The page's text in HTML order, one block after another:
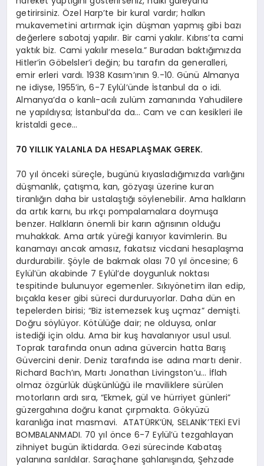
getirirsiniz. Özel Harp’te bir kural vardır; halkın
mukavemetini artırmak için düşman yapmış gibi bazı
değerlere sabotaj yapılır. Bir cami yakılır. Kıbrıs’ta cami
yaktık biz. Cami yakılır mesela.” Buradan baktığımızda
Hitler’in Göbelsler’i değin; bu tarafın da generalleri,
emir erleri vardı. 1938 Kasım’ının 9.-10. Günü Almanya
ne idiyse, 1955’in, 6-7 Eylül’ünde İstanbul da o idi.
Almanya’da o kanlı-acılı zulüm zamanında Yahudilere
ne yapıldıysa; İstanbul’da da… Cam ve can kesikleri ile
kristaldi gece…
70 YILLIK YALANLA DA HESAPLAŞMAK GEREK.
70 yıl önceki süreçle, bugünü kıyasladığımızda varlığını
düşmanlık, çatışma, kan, gözyaşı üzerine kuran
tiranlığın daha bir ustalaştığı söylenebilir. Ama halkların
da artık karnı, bu ırkçı pompalamalara doymuşa
benzer. Halkların önemli bir karın ağrısının olduğu
muhakkak. Ama artık yüreği kanıyor kavimlerin. Bu
kanamayı ancak amasız, fakatsız vicdani hesaplaşma
durdurabilir. Şöyle de bakmak olası 70 yıl öncesine; 6
Eylül’ün akabinde 7 Eylül’de doygunluk noktası
tespitinde bulunuyor egemenler. Sıkıyönetim ilan edip,
bıçakla keser gibi süreci durduruyorlar. Daha dün en
tepelerden birisi; “Biz istemezsek kuş uçmaz” demişti.
Doğru söylüyor. Kötülüğe dair; ne olduysa, onlar
istediği için oldu. Ama bir kuş havalanıyor usul usul.
Toprak tarafında onun adına güvercin hatta Barış
Güvercini denir. Deniz tarafında ise adına martı denir.
Richard Bach’ın, Martı Jonathan Livingston’u… İflah
olmaz özgürlük düşkünlüğü ile maviliklere sürülen
motorların ardı sıra, “Ekmek, gül ve hürriyet günleri”
güzergahına doğru kanat çırpmakta. Gökyüzü
karanlığa inat masmavi. ATATÜRK’ÜN, SELANİK’TEKİ EVİ
BOMBALANMADI. 70 yıl önce 6-7 Eylül’ü tezgahlayan
zihniyet bugün iktidarda. Gezi sürecinde Kabataş
yalanına sarıldılar. Saraçhane şahlanışında, Şehzade